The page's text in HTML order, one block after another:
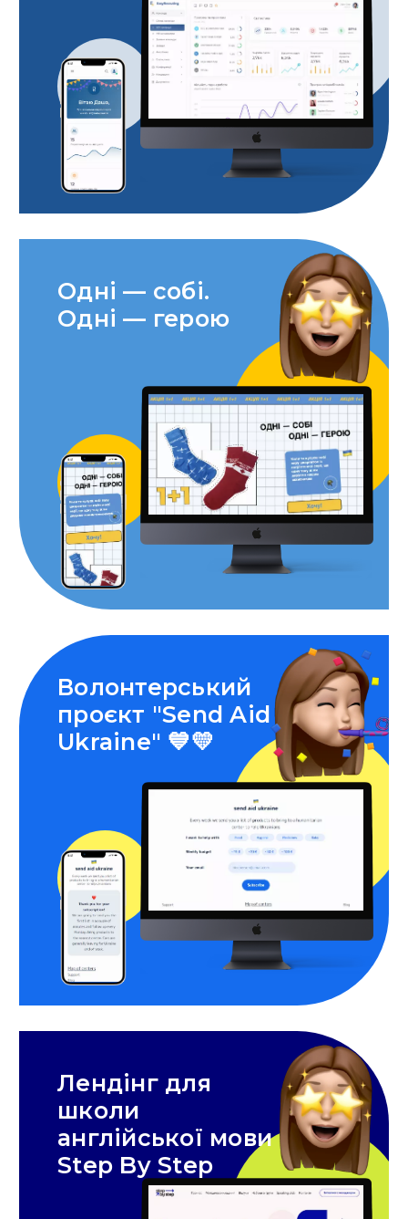
Одні — собі.
Одні — герою
Волонтерський
проєкт "Send Aid
Ukraine" 💙💛
Лендінг для
школи
англійської мови
Step By Step